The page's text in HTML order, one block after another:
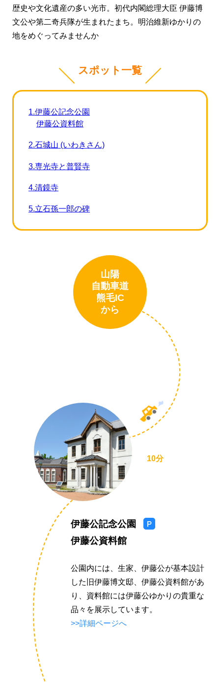
歴史や文化遺産の多い光市。初代内閣総理大臣 伊藤博
文公や第二奇兵隊が生まれたまち。明治維新ゆかりの
地をめぐってみませんか
スポット一覧
1.伊藤公記念公園
伊藤公資料館
2.石城山 (いわきさん)
3.専光寺と普賢寺
4.清鏡寺
5.立石孫一郎の碑
山陽
自動車道
熊毛IC
から
車
10分
伊藤公記念公園
伊藤公資料館
あ
り
公園内には、生家、伊藤公が基本設計
した旧伊藤博文邸、伊藤公資料館があ
り、資料館には伊藤公ゆかりの貴重な
品々を展示しています。
>>詳細ページへ